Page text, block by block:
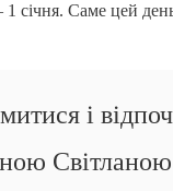
січня. Саме цей день
і
Світланою